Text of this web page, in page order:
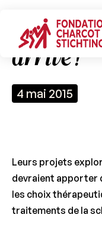
Faire un don
Le
arrivé !
4 mai 2015
Leurs projets
devraient apporter
les choix
traitements de la